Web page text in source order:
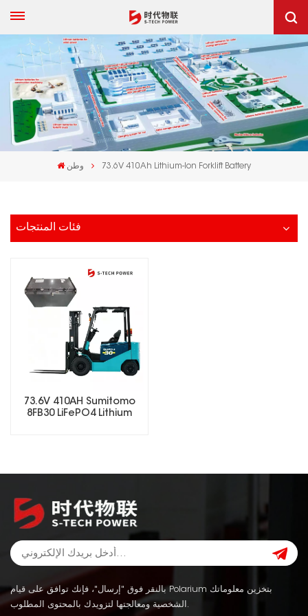
وطن 73.6V 410Ah Lithium-Ion Forklift Battery
فئات المنتجات
73.6V 410AH Sumitomo
8FB30 LiFePO4 Lithium
بالنقر فوق "إرسال"، فإنك توافق على قيام Polarium بتخزين معلوماتك
الشخصية ومعالجتها لتزويدك بالمحتوى المطلوب.